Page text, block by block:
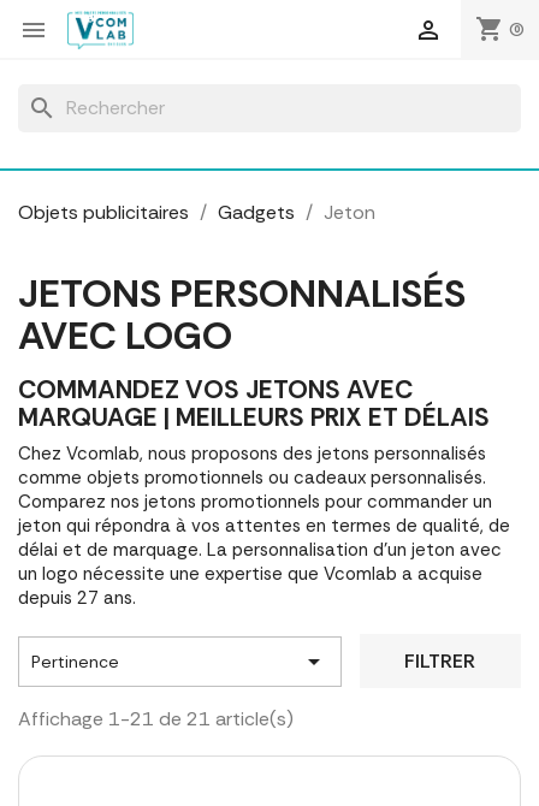
 shopping_cart (0)

search
Objets publicitaires Gadgets Jeton
JETONS PERSONNALISÉS
AVEC LOGO
COMMANDEZ VOS JETONS AVEC
MARQUAGE | MEILLEURS PRIX ET DÉLAIS
Chez Vcomlab, nous proposons des jetons personnalisés
comme objets promotionnels ou cadeaux personnalisés.
Comparez nos jetons promotionnels pour commander un
jeton qui répondra à vos attentes en termes de qualité, de
délai et de marquage. La personnalisation d'un jeton avec
un logo nécessite une expertise que Vcomlab a acquise
depuis 27 ans.
Pertinence  FILTRER
Affichage 1-21 de 21 article(s)
Panneau de gestion des cookies